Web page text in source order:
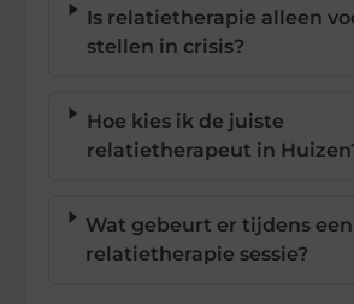
Is relatietherapie alleen
stellen in crisis?
Hoe kies ik de juiste
relatietherapeut in
Wat gebeurt er tijdens een
relatietherapie sessie?